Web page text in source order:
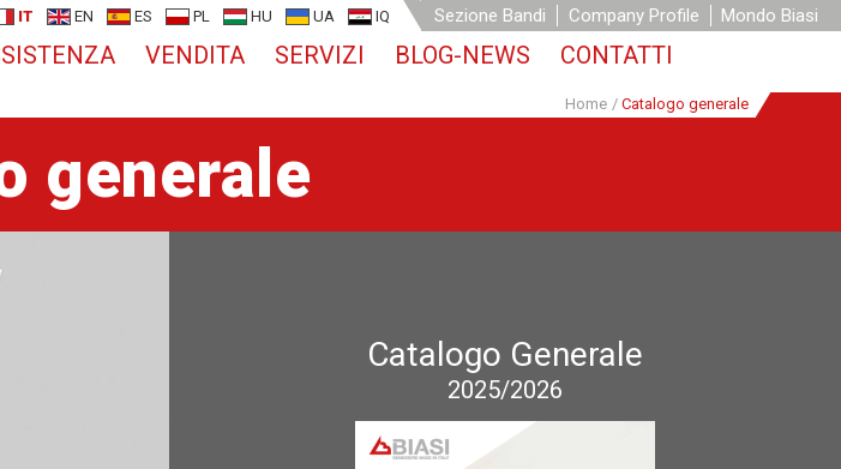
IT EN ES PL HU UA IQ Sezione Bandi Company Profile Mondo Biasi
VENDITA SERVIZI BLOG-NEWS CONTATTI
Home / Catalogo generale
generale
Catalogo Generale
2025/2026